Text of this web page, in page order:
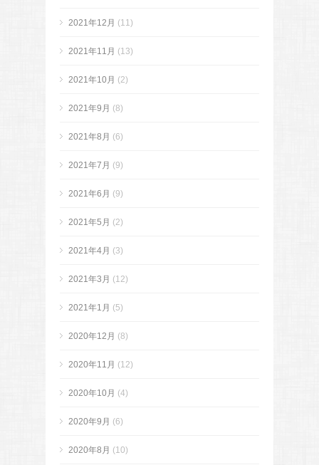
2021年12月 (11)
2021年11月 (13)
2021年10月 (2)
2021年9月 (8)
2021年8月 (6)
2021年7月 (9)
2021年6月 (9)
2021年5月 (2)
2021年4月 (3)
2021年3月 (12)
2021年1月 (5)
2020年12月 (8)
2020年11月 (12)
2020年10月 (4)
2020年9月 (6)
2020年8月 (10)